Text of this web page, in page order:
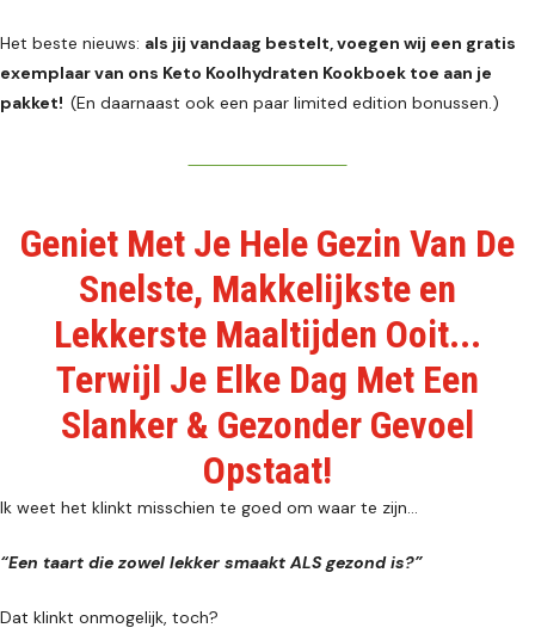
Het beste nieuws: als jij vandaag bestelt, voegen wij een gratis
exemplaar van ons Keto Koolhydraten Kookboek toe aan je
pakket! (En daarnaast ook een paar limited edition bonussen.)
Geniet Met Je Hele Gezin Van De
Snelste, Makkelijkste en
Lekkerste Maaltijden Ooit...
Terwijl Je Elke Dag Met Een
Slanker & Gezonder Gevoel
Opstaat!
Ik weet het klinkt misschien te goed om waar te zijn…
“Een taart die zowel lekker smaakt ALS gezond is?”
Dat klinkt onmogelijk, toch?